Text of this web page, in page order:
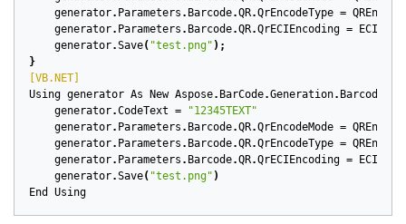
generator. Parameters . Barcode.QR.QrEncodeType =
generator. Parameters . Barcode.QR.QrECIEncoding =
generator.Save( "test.png" );
}
[VB.NET]
Using generator As New Aspose. BarCode.Generation.
generator.CodeText =
"12345TEXT"
generator. Parameters . Barcode.QR.QrEncodeMode =
generator. Parameters . Barcode.QR.QrEncodeType =
generator. Parameters . Barcode.QR.QrECIEncoding =
generator.Save( "test.png" )
End
Using